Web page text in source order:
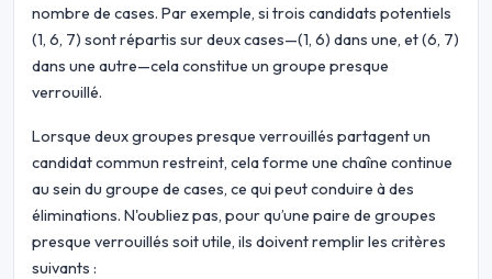
nombre de cases. Par exemple, si trois candidats potentiels
(1, 6, 7) sont répartis sur deux cases—(1, 6) dans une, et (6, 7)
dans une autre—cela constitue un groupe presque
verrouillé.
Lorsque deux groupes presque verrouillés partagent un
candidat commun restreint, cela forme une chaîne continue
au sein du groupe de cases, ce qui peut conduire à des
éliminations. N'oubliez pas, pour qu’une paire de groupes
presque verrouillés soit utile, ils doivent remplir les critères
suivants :